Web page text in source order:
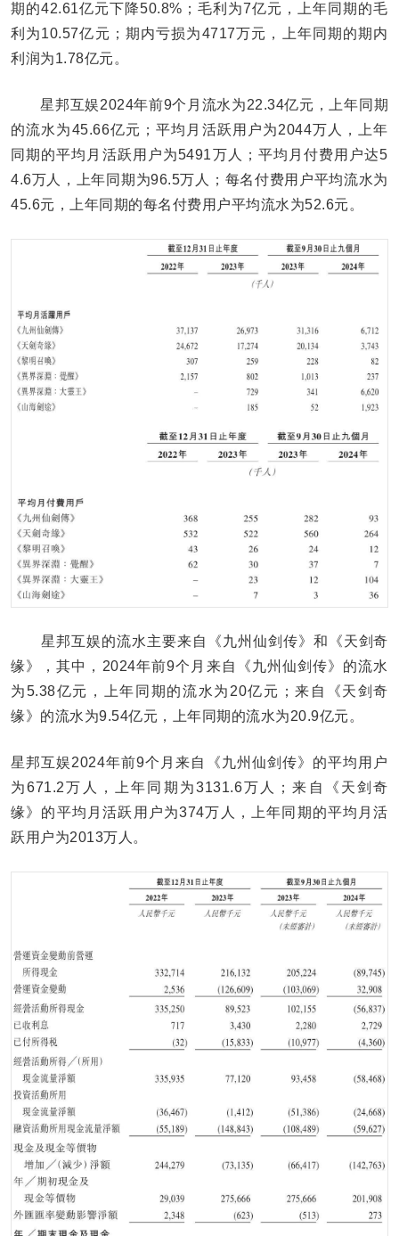
期的42.61亿元下降50.8%；毛利为7亿元，上年同期的毛
利为10.57亿元；期内亏损为4717万元，上年同期的期内
利润为1.78亿元。
星邦互娱2024年前9个月流水为22.34亿元，上年同期
的流水为45.66亿元；平均月活跃用户为2044万人，上年
同期的平均月活跃用户为5491万人；平均月付费用户达5
4.6万人，上年同期为96.5万人；每名付费用户平均流水为
45.6元，上年同期的每名付费用户平均流水为52.6元。
星邦互娱的流水主要来自《九州仙剑传》和《天剑奇
缘》，其中，2024年前9个月来自《九州仙剑传》的流水
为5.38亿元，上年同期的流水为20亿元；来自《天剑奇
缘》的流水为9.54亿元，上年同期的流水为20.9亿元。
星邦互娱2024年前9个月来自《九州仙剑传》的平均用户
为671.2万人，上年同期为3131.6万人；来自《天剑奇
缘》的平均月活跃用户为374万人，上年同期的平均月活
跃用户为2013万人。